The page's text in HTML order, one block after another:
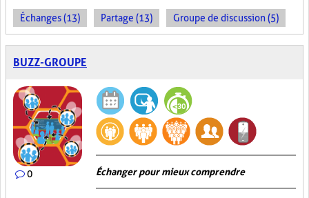
Échanges (13) Partage (13) Groupe de discussion (5)
BUZZ-GROUPE
0 Échanger pour mieux comprendre